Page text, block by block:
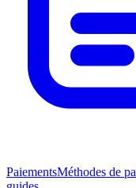
PaiementsMéthodes de